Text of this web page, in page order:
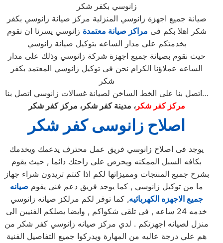
زانوسي بكفر شكر
صيانة جميع اجهزة زانوسي المنزلية مركز صيانة زانوسي بكفر
شكر اهلا بكم فى مراكز صيانة معتمدة زانوسي يسرنا ان نقوم
بخدمتكم على مدار الساعه بتوكيل صيانة زانوسي
حيث نقوم بصيانة جميع اجهزة شركة زانوسي وذلك على مدار
الساعه عملاؤنا الكرام نحن فى توكيل زانوسي المعتمد بكفر
شكر
اتصل بنا على الخط الساخن لصيانة غسالات زانوسي اتصل بنا…
مركز كفر شكر، مدينة كفر شكر، مركز كفر شكر
اصلاح زانوسى كفر شكر
يوجد فى اصلاح زانوسي فريق عمل محترف يدعمك ويخدمك
بكافه السبل الممكنه ويحرص على راحتك دائما , حيث يقوم
بشرح جميع المنتجات ومميزاتها لكم اذا كنتم تريدون شراء جهاز
ما من توكيل زانوسي , كما يوجد فريق دعم فنى يقوم صيانه
جميع الاجهزه الكهربائيه, كما توفر لكم مرلكز صيانه زانوسي
خدمه 24 ساعه , فى تلقى شكواكم , وايضا يصلكم الفنيين الى
منزل لصيانه اجهزتكم . لدي مركز صيانه زانوسي كفر شكر من
هم علي درجة عاليه من المهارة ويدركوا جميع التفاصيل الفنية